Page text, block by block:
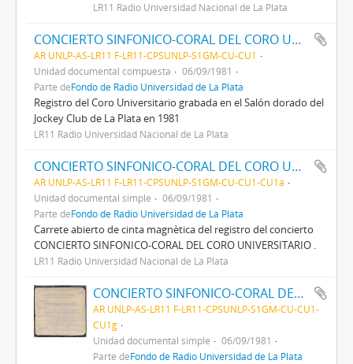
LR11 Radio Universidad Nacional de La Plata
CONCIERTO SINFONICO-CORAL DEL CORO UNIVERSITARIO
AR UNLP-AS-LR11 F-LR11-CPSUNLP-S1GM-CU-CU1
Unidad documental compuesta
06/09/1981
Parte deFondo de Radio Universidad de La Plata
Registro del Coro Universitario grabada en el Salón dorado del
Jockey Club de La Plata en 1981
LR11 Radio Universidad Nacional de La Plata
CONCIERTO SINFONICO-CORAL DEL CORO UNIVERSITARIO
AR UNLP-AS-LR11 F-LR11-CPSUNLP-S1GM-CU-CU1-CU1a
Unidad documental simple
06/09/1981
Parte deFondo de Radio Universidad de La Plata
Carrete abierto de cinta magnètica del registro del concierto
CONCIERTO SINFONICO-CORAL DEL CORO UNIVERSITARIO .
LR11 Radio Universidad Nacional de La Plata
CONCIERTO SINFONICO-CORAL DEL CORO UNIVERSITARIO
AR UNLP-AS-LR11 F-LR11-CPSUNLP-S1GM-CU-CU1-
CU1g
Unidad documental simple
06/09/1981
Parte deFondo de Radio Universidad de La Plata